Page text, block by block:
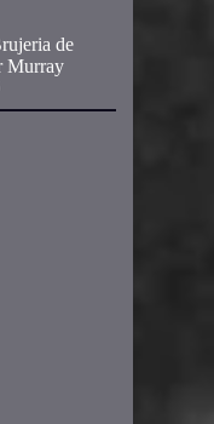
de
Murray